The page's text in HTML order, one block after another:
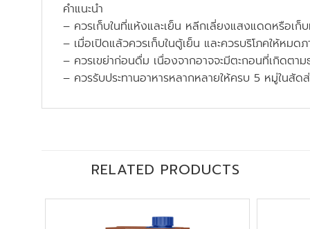
คำแนะนำ
– ควรเก็บในที่แห้งและเย็น หลีกเลี่ยงแสงแดดหรือเ
– เมื่อเปิดแล้วควรเก็บในตู้เย็น และควรบริโภคให้หมด
– ควรเขย่าก่อนดื่ม เนื่องจากอาจจะมีตะกอนที่เกิดตา
– ควรรับประทานอาหารหลากหลายให้ครบ 5 หมู่ในสัดส่
RELATED PRODUCTS